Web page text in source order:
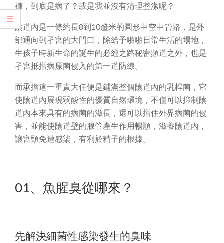
褲，到底是病了？或是我並沒有清理整潔呢？
陰道內是一條約長8到10釐米的圓形中空中管路，是外
部通向到孑宮的大門口，除給予啪啪日常生活的場地，
生孩子時新生命的誕生的必經之路秘密頻道之外，也是
孑宮抵擋病原菌侵入的第一道防線。
而承擔這一重責大任便是鋪滿整個陰道內的乳桿菌，它
使陰道內展現弱酸性的優質自然環境，不僅可以抑制陰
道內本來具有的病菌的滋長，還可以擋住外界病菌的侵
害，並能使陰道壁的腺管產生作用暢順，滋養陰道內，
讓宮頸免遭感柒，有利於精子的根據。
01、魚腥臭從哪來？
先解決細菌性感染發生的臭味